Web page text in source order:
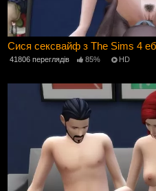
Сися сексвайф з The Sims 4
41806 переглядів 85% HD